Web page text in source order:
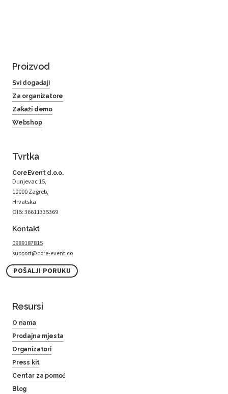
Proizvod
Svi događaji
Za organizatore
Zakaži demo
Webshop
Tvrtka
CoreEvent d.o.o.
Dunjevac 15,
10000 Zagreb,
Hrvatska
OIB: 36611335369
Kontakt
0989187815
support@core-event.co
POŠALJI PORUKU
Resursi
O nama
Prodajna mjesta
Organizatori
Press kit
Centar za pomoć
Blog